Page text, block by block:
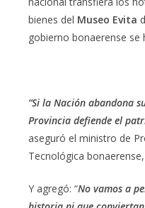
bienes del Museo Evita
gobierno bonaerense se
“Si la Nación abandona
Provincia defiende el
aseguró el ministro de
Tecnológica
Y agregó: “No vamos a